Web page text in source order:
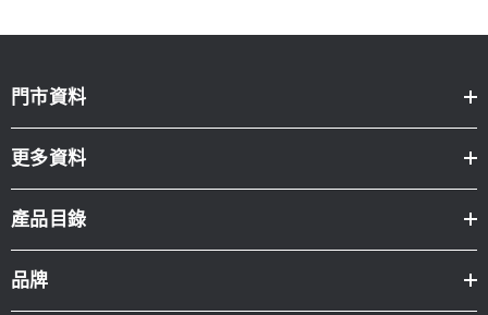
門市資料
更多資料
產品目錄
品牌